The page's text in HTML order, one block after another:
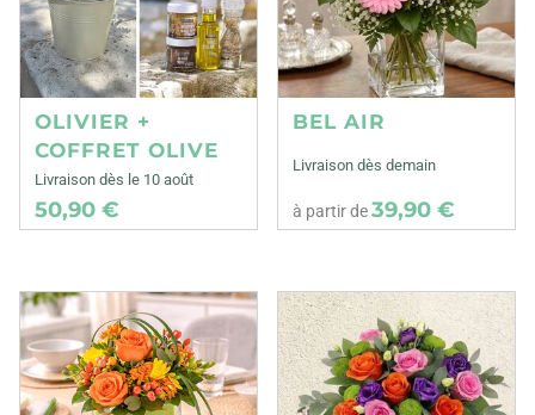
OLIVIER +
COFFRET OLIVE
Livraison dès le 10 août
50,90 €
BEL AIR
Livraison dès demain
à partir de39,90 €